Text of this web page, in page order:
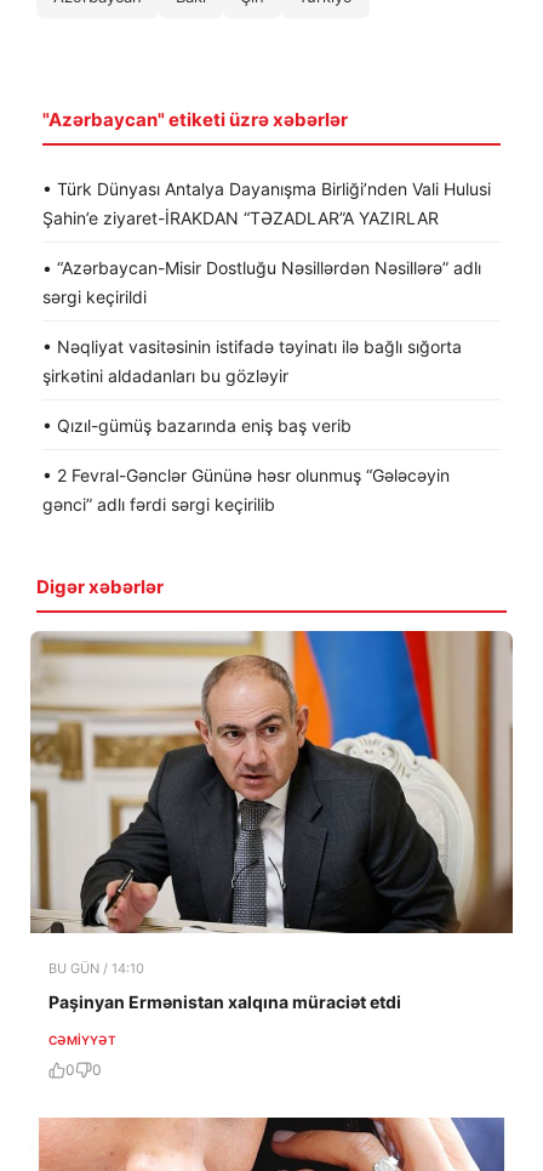
"Azərbaycan" etiketi üzrə xəbərlər
• Türk Dünyası Antalya Dayanışma Birliği’nden Vali Hulusi
Şahin’e ziyaret-İRAKDAN “TƏZADLAR”A YAZIRLAR
• “Azərbaycan-Misir Dostluğu Nəsillərdən Nəsillərə” adlı
sərgi keçirildi
• Nəqliyat vasitəsinin istifadə təyinatı ilə bağlı sığorta
şirkətini aldadanları bu gözləyir
• Qızıl-gümüş bazarında eniş baş verib
• 2 Fevral-Gənclər Gününə həsr olunmuş “Gələcəyin
gənci” adlı fərdi sərgi keçirilib
Digər xəbərlər
BU GÜN / 14:10
Paşinyan Ermənistan xalqına müraciət etdi
CƏMIYYƏT
0 0